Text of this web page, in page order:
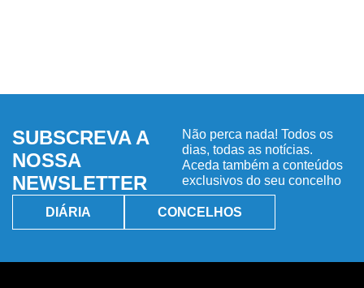
SUBSCREVA A
NOSSA
NEWSLETTER
Não perca nada! Todos os
dias, todas as notícias.
Aceda também a conteúdos
exclusivos do seu concelho
DIÁRIA CONCELHOS